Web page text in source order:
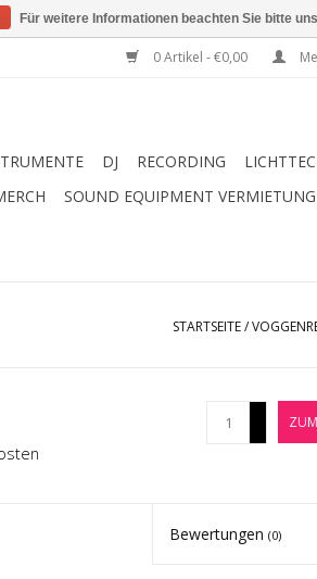
0 Artikel - €0,00
DJ RECORDING
SOUND EQUIPMENT VERMIETUNG
STARTSEITE/
Bewertungen(0)
Für weitere Informationen beachten Sie bitte